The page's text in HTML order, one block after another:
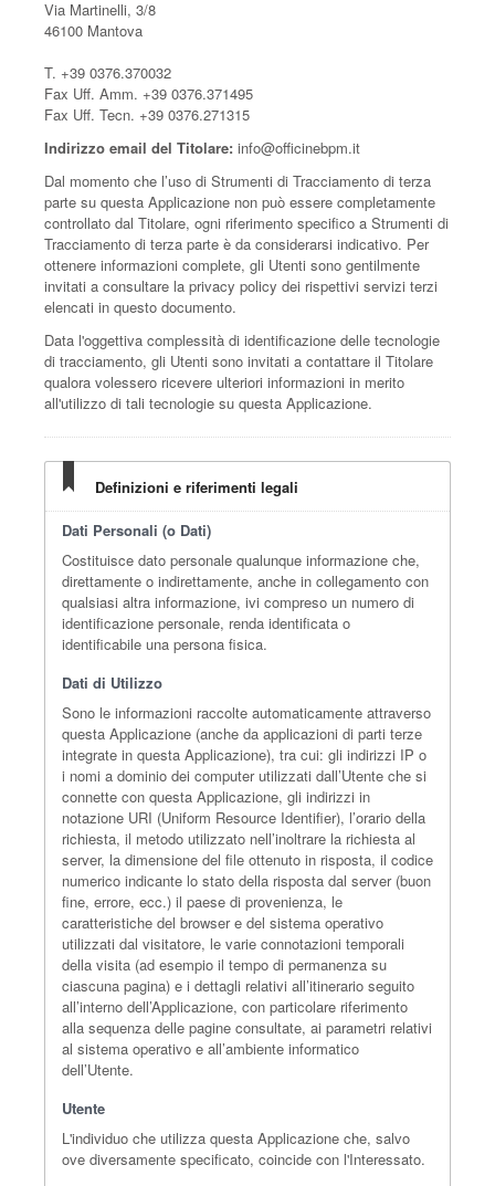
Via Martinelli, 3/8
46100 Mantova
T. +39 0376.370032
Fax Uff. Amm. +39 0376.371495
Fax Uff. Tecn. +39 0376.271315
Indirizzo email del Titolare: info@officinebpm.it
Dal momento che l’uso di Strumenti di Tracciamento di terza
parte su questa Applicazione non può essere completamente
controllato dal Titolare, ogni riferimento specifico a Strumenti di
Tracciamento di terza parte è da considerarsi indicativo. Per
ottenere informazioni complete, gli Utenti sono gentilmente
invitati a consultare la privacy policy dei rispettivi servizi terzi
elencati in questo documento.
Data l'oggettiva complessità di identificazione delle tecnologie
di tracciamento, gli Utenti sono invitati a contattare il Titolare
qualora volessero ricevere ulteriori informazioni in merito
all'utilizzo di tali tecnologie su questa Applicazione.
Definizioni e riferimenti legali
Dati Personali (o Dati)
Costituisce dato personale qualunque informazione che,
direttamente o indirettamente, anche in collegamento con
qualsiasi altra informazione, ivi compreso un numero di
identificazione personale, renda identificata o
identificabile una persona fisica.
Dati di Utilizzo
Sono le informazioni raccolte automaticamente attraverso
questa Applicazione (anche da applicazioni di parti terze
integrate in questa Applicazione), tra cui: gli indirizzi IP o
i nomi a dominio dei computer utilizzati dall’Utente che si
connette con questa Applicazione, gli indirizzi in
notazione URI (Uniform Resource Identifier), l’orario della
richiesta, il metodo utilizzato nell’inoltrare la richiesta al
server, la dimensione del file ottenuto in risposta, il codice
numerico indicante lo stato della risposta dal server (buon
fine, errore, ecc.) il paese di provenienza, le
caratteristiche del browser e del sistema operativo
utilizzati dal visitatore, le varie connotazioni temporali
della visita (ad esempio il tempo di permanenza su
ciascuna pagina) e i dettagli relativi all’itinerario seguito
all’interno dell’Applicazione, con particolare riferimento
alla sequenza delle pagine consultate, ai parametri relativi
al sistema operativo e all’ambiente informatico
dell’Utente.
Utente
L'individuo che utilizza questa Applicazione che, salvo
ove diversamente specificato, coincide con l'Interessato.